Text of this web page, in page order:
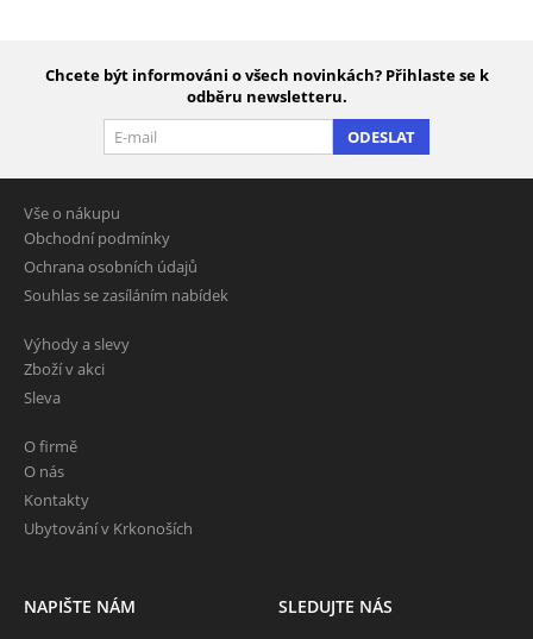
Chcete být informováni o všech novinkách? Přihlaste se k
odběru newsletteru.
ODESLAT
Vše o nákupu
Obchodní podmínky
Ochrana osobních údajů
Souhlas se zasíláním nabídek
Výhody a slevy
Zboží v akci
Sleva
O firmě
O nás
Kontakty
Ubytování v Krkonoších
NAPIŠTE NÁM SLEDUJTE NÁS